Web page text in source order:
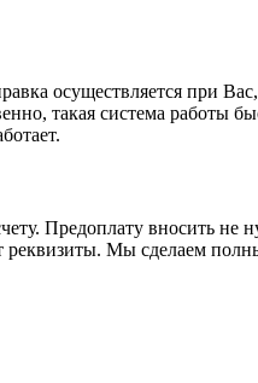
осуществляется при
такая система работы
Предоплату вносить
Мы сделаем